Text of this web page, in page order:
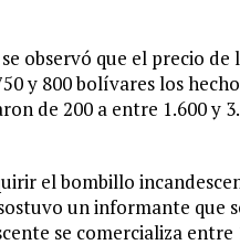
observó que el precio de
y 800 bolívares los
de 200 a entre 1.600 y
el bombillo
un informante que
se comercializa entre